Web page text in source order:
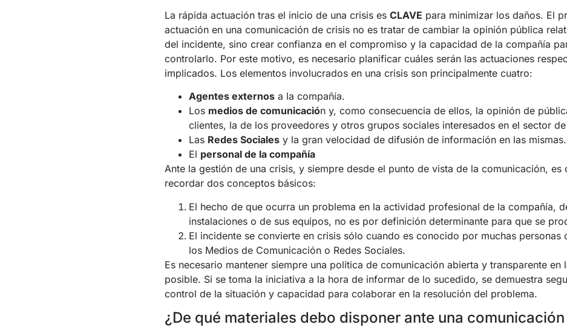
La rápida actuación tras el inicio de una crisis es CLAVE para minimizar los daños. El
actuación en una comunicación de crisis no es tratar de cambiar la opinión pública
del incidente, sino crear confianza en el compromiso y la capacidad de la compañía
controlarlo. Por este motivo, es necesario planificar cuáles serán las actuaciones
implicados. Los elementos involucrados en una crisis son principalmente cuatro:
Agentes externos a la compañía.
Los medios de comunicación y, como consecuencia de ellos, la opinión de
clientes, la de los proveedores y otros grupos sociales interesados en el sector
Las Redes Sociales y la gran velocidad de difusión de información en las mismas.
El personal de la compañía
Ante la gestión de una crisis, y siempre desde el punto de vista de la comunicación, es
recordar dos conceptos básicos:
El hecho de que ocurra un problema en la actividad profesional de la compañía,
instalaciones o de sus equipos, no es por definición determinante para que se
El incidente se convierte en crisis sólo cuando es conocido por muchas personas
los Medios de Comunicación o Redes Sociales.
Es necesario mantener siempre una política de comunicación abierta y transparente en
posible. Si se toma la iniciativa a la hora de informar de lo sucedido, se demuestra
control de la situación y capacidad para colaborar en la resolución del problema.
¿De qué materiales debo disponer ante una